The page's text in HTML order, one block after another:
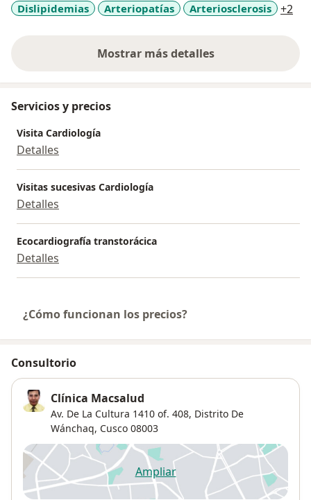
Dislipidemias
Arteriopatías Arteriosclerosis +2
Mostrar más detalles
sobre la experiencia
Servicios y precios
Visita Cardiología
Detalles
Visitas sucesivas Cardiología
Detalles
Ecocardiografía transtorácica
Detalles
¿Cómo funcionan los precios?
Consultorio
Clínica Macsalud
Av. De La Cultura 1410 of. 408, Distrito De
Wánchaq, Cusco 08003
Ampliarse abre en una nueva